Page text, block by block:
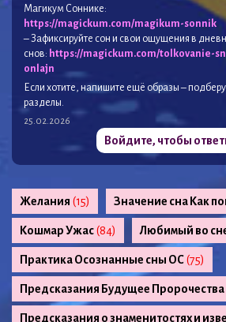
Магикум Соннике:
https://magickum.com/magikum-sonnik
– Зафиксируйте сон и свои ощущения в
снов: https://magickum.com/tolkovanie-
onlajn
Если хотите, напишите ещё образы – подберу
разделы.
25.02.2026
Войдите, чтобы
Желания (15) Значение сна Как
Кошмар Ужас(84) Любимый во
Практика Осознанные сны ОС(75)
Предсказания Будущее Пророчества
Предсказания о знаменитостях и